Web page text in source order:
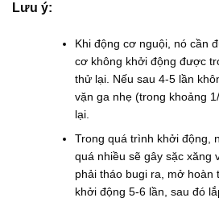
Lưu ý:
Khi động cơ nguội, nó cần
cơ không khởi động được
thử lại. Nếu sau 4-5 lần
vặn ga nhẹ (trong khoảng
lại.
Trong quá trình khởi động,
quá nhiều sẽ gây sặc xăng
phải tháo bugi ra, mở hoàn
khởi động 5-6 lần, sau đó